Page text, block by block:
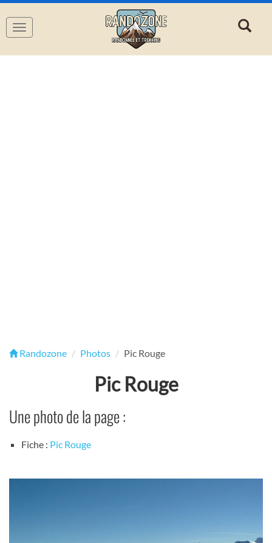
Navigation
Randozone Photos Pic Rouge
Pic Rouge
Une photo de la page :
Fiche : Pic Rouge